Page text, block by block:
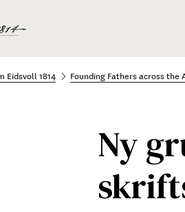
Eidsvoll 1814 Founding Fathers across the
Ny